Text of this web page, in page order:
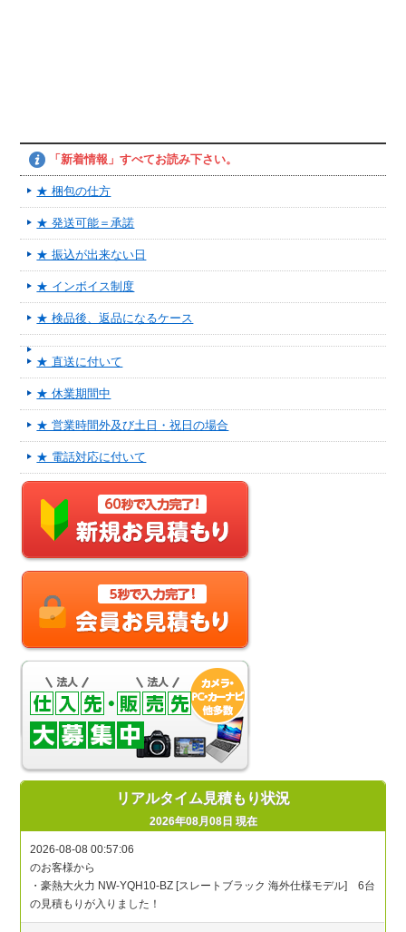
「新着情報」すべてお読み下さい。
★ 梱包の仕方
★ 発送可能＝承諾
★ 振込が出来ない日
★ インボイス制度
★ 検品後、返品になるケース
★ 直送に付いて
★ 休業期間中
★ 営業時間外及び土日・祝日の場合
★ 電話対応に付いて
リアルタイム見積もり状況
2026年08月08日 現在